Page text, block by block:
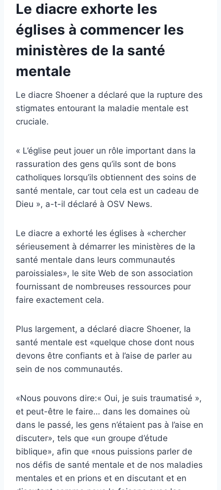
Le diacre exhorte les
églises à commencer les
ministères de la santé
mentale
Le diacre Shoener a déclaré que la rupture des
stigmates entourant la maladie mentale est
cruciale.
« L’église peut jouer un rôle important dans la
rassuration des gens qu’ils sont de bons
catholiques lorsqu’ils obtiennent des soins de
santé mentale, car tout cela est un cadeau de
Dieu », a-t-il déclaré à OSV News.
Le diacre a exhorté les églises à «chercher
sérieusement à démarrer les ministères de la
santé mentale dans leurs communautés
paroissiales», le site Web de son association
fournissant de nombreuses ressources pour
faire exactement cela.
Plus largement, a déclaré diacre Shoener, la
santé mentale est «quelque chose dont nous
devons être confiants et à l’aise de parler au
sein de nos communautés.
«Nous pouvons dire:« Oui, je suis traumatisé »,
et peut-être le faire… dans les domaines où
dans le passé, les gens n’étaient pas à l’aise en
discuter», tels que «un groupe d’étude
biblique», afin que «nous puissions parler de
nos défis de santé mentale et de nos maladies
mentales et en prions et en discutant et en